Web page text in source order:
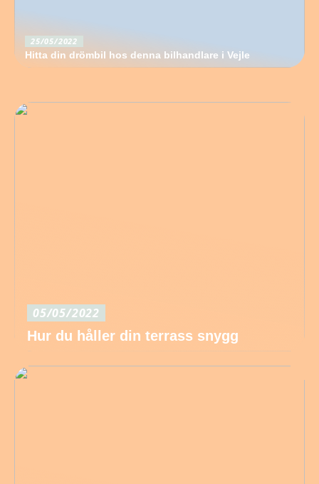
25/05/2022
Hitta din drömbil hos denna bilhandlare i Vejle
05/05/2022
Hur du håller din terrass snygg